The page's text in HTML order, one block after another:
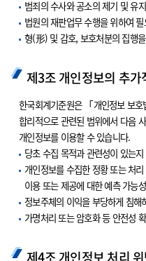
범죄의 수사와 공소의 제기 및 유
법원의 재판업무 수행을 위하여 필
형(形) 및 감호, 보호처분의 집행
제3조 개인정보의 추가
한국회계기준원은 「개인정보 보
합리적으로 관련된 범위에서 다음
개인정보를 이용할 수 있습니다.
당초 수집 목적과 관련성이 있는지
개인정보를 수집한 정황 또는 처
이용 또는 제공에 대한 예측 가능
정보주체의 이익을 부당하게 침해
가명처리 또는 암호화 등 안전성